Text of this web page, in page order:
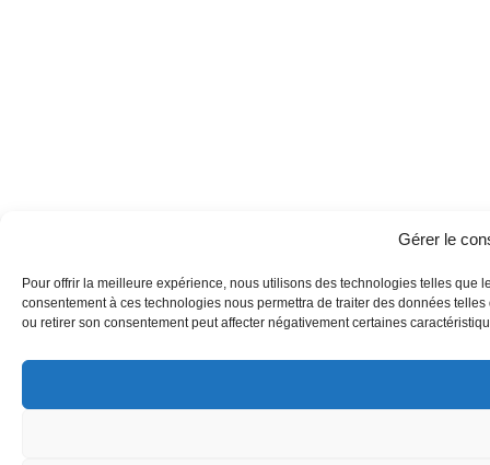
Gérer le
Pour offrir la meilleure expérience, nous utilisons des technologies telles
consentement à ces technologies nous permettra de traiter des données
ou retirer son consentement peut affecter négativement certaines